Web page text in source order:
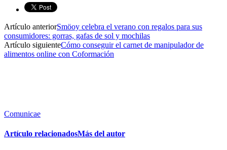
Artículo anteriorSmöoy celebra el verano con regalos para sus
consumidores: gorras, gafas de sol y mochilas
Artículo siguienteCómo conseguir el carnet de manipulador de
alimentos online con Coformación
Comunicae
Artículo relacionadosMás del autor